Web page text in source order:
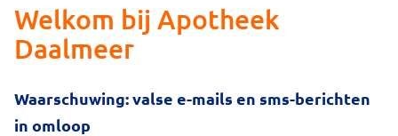
Welkom bij Apotheek
Daalmeer
Waarschuwing: valse e-mails en sms-berichten
in omloop